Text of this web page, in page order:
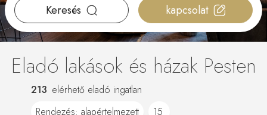
Keresés kapcsolat
Eladó lakások és házak Pesten
213 elérhető eladó ingatlan